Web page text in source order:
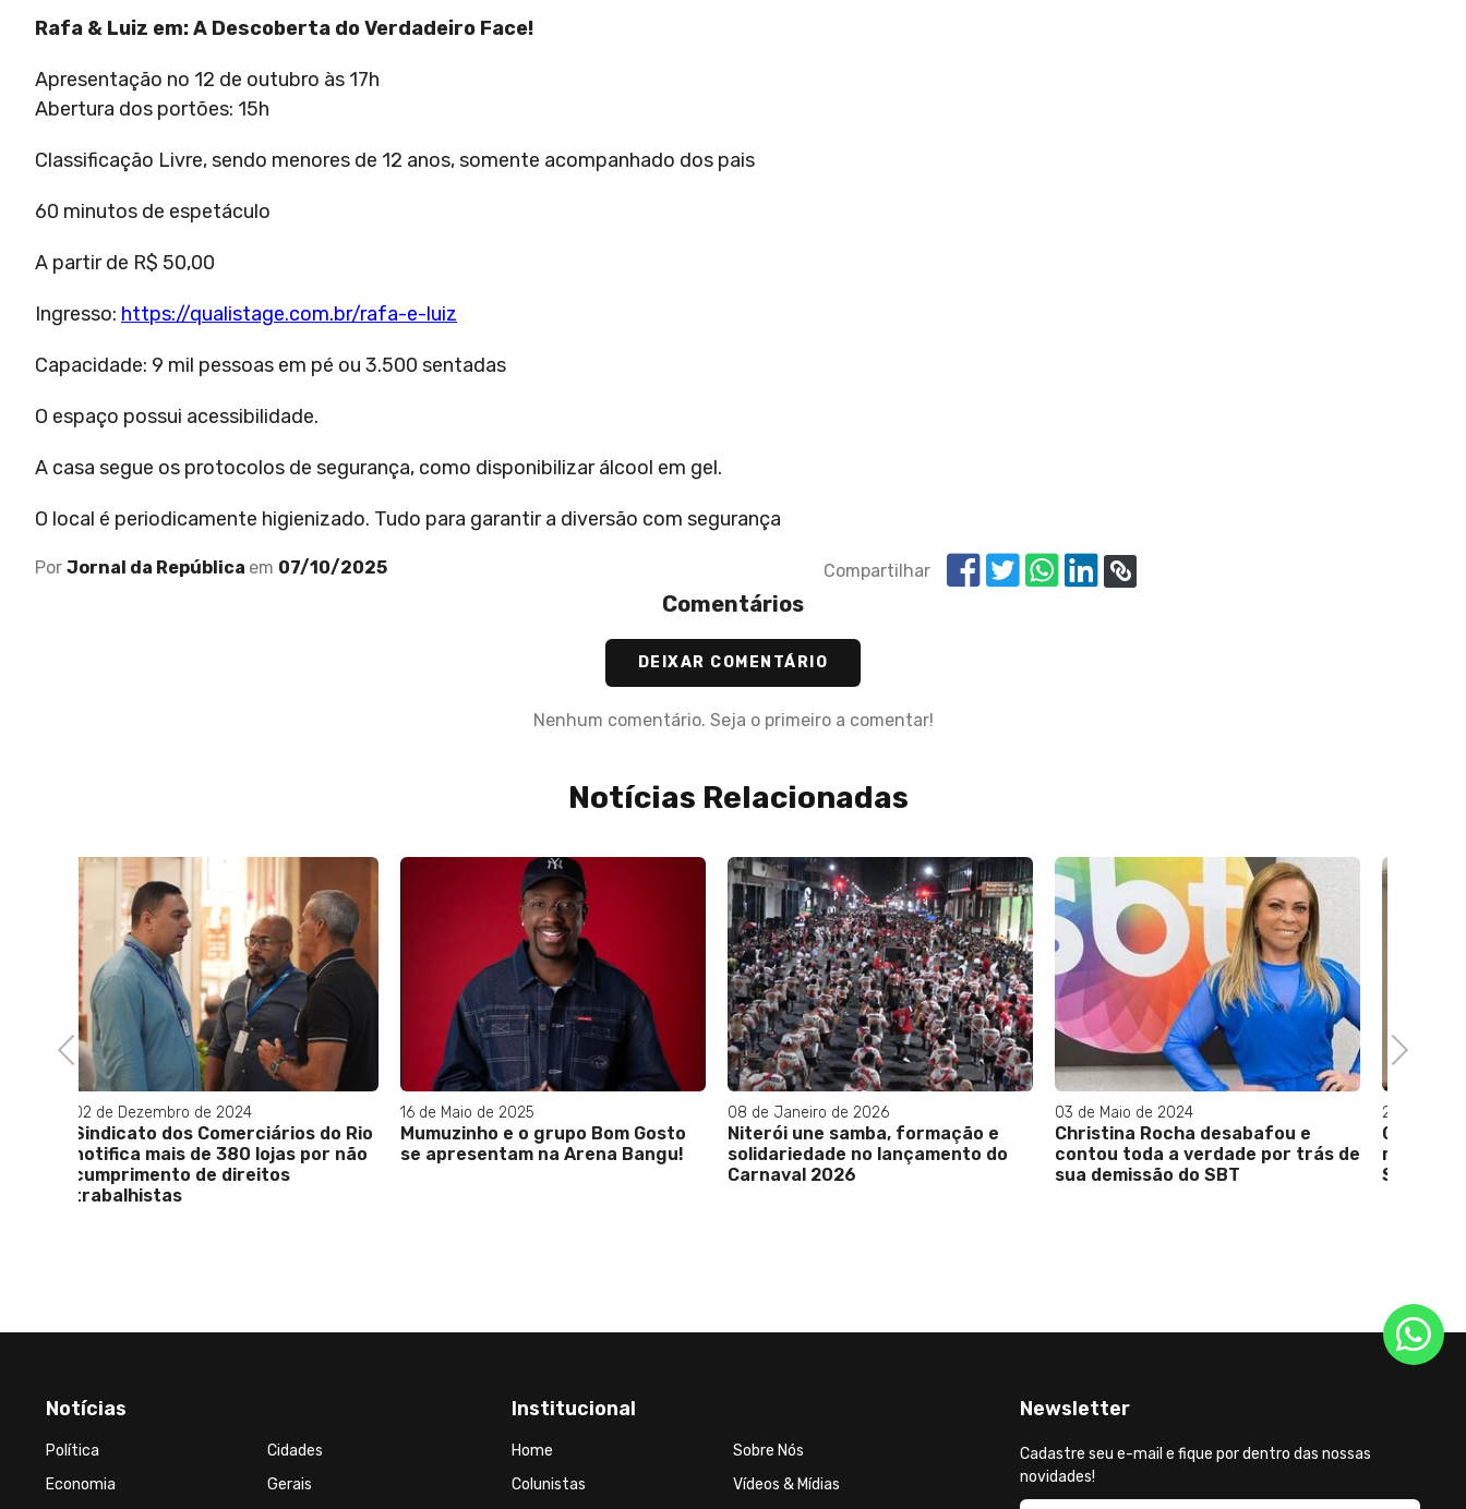
Rafa & Luiz em: A Descoberta do Verdadeiro Face!
Apresentação no 12 de outubro às 17h
Abertura dos portões: 15h
Classificação Livre, sendo menores de 12 anos, somente acompanhado dos pais
60 minutos de espetáculo
A partir de R$ 50,00
Ingresso: https://qualistage.com.br/rafa-e-luiz
Capacidade: 9 mil pessoas em pé ou 3.500 sentadas
O espaço possui acessibilidade.
A casa segue os protocolos de segurança, como disponibilizar álcool em gel.
O local é periodicamente higienizado. Tudo para garantir a diversão com segurança
Por Jornal da República em 07/10/2025 Compartilhar
Comentários
DEIXAR COMENTÁRIO
Nenhum comentário. Seja o primeiro a comentar!
Notícias Relacionadas
Previous
16 de Maio de 2025
Mumuzinho e o grupo Bom Gosto
se apresentam na Arena Bangu!
08 de Janeiro de 2026
Niterói une samba, formação e
solidariedade no lançamento do
03 de Maio de 2024
Christina Rocha desabafou e
contou toda a verdade por trás de
sua demissão do SBT
21 de Setembro de 2025
CEDEMAR debate economia do
mar em reunião na Escola
Superior de Guerra
Next
Notícias
Política
Cidades
Economia
Gerais
Institucional
Home
Sobre Nós
Colunistas
Vídeos & Mídias
Newsletter
Cadastre seu e-mail e fique por dentro das nossas
novidades!